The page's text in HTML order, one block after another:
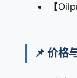
【
📌 价格